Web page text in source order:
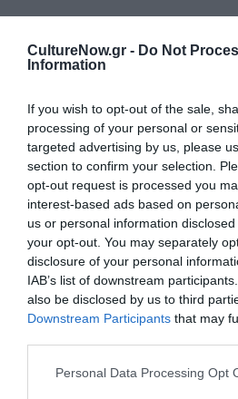
CultureNow.gr - Do Not
Information
If you wish to opt-out of the sale,
processing of your personal or
targeted advertising by us, please
section to confirm your selection.
opt-out request is processed you
interest-based ads based on
us or personal information
your opt-out. You may separately
disclosure of your personal
IAB’s list of downstream
also be disclosed by us to third
Downstream Participants that may
Personal Data Processing Opt
αξιοσημείωτες παρουσίες από
τραγουδιού, με σπουδαίους
Νίνα Κουφοχρήστουθα
Γιώργου ΚουρουπούΤο
στις 24 Οκτωβρίου. Η
Γιόχαν Στράους τον νεότερο
Χριστίνα Πουλίτσηερμηνεύει
του Μάλερ στις 13 Μαρτίου και
θα εμφανιστεί στο Μέγαρο στις
ελληνικό πρόγραμμα.
παρουσία τουΠαάτα
βαθύφωνου από τη Γεωργία, στο
Αιχμή του φετινού συμφωνικού